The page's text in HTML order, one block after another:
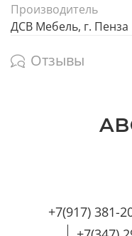
Производитель
ДСВ Мебель, г. Пенза
Отзывы
+7(917) 381-